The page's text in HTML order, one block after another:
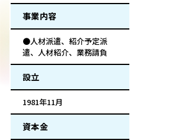
事業内容
●人材派遣、紹介予定派
遣、人材紹介、業務請負
設立
1981年11月
資本金